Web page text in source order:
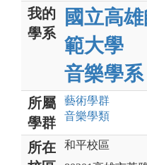
我的
學系
國立高
範大學
音樂學系
所屬
學群
藝術學群
音樂學類
所在
和平校區